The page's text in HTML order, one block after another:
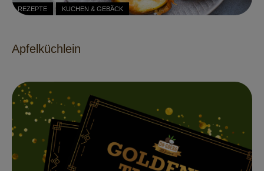
REZEPTE KUCHEN & GEBÄCK
Apfelküchlein